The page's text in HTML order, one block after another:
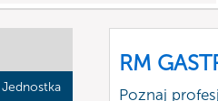
Jednostka
RM
Poznaj